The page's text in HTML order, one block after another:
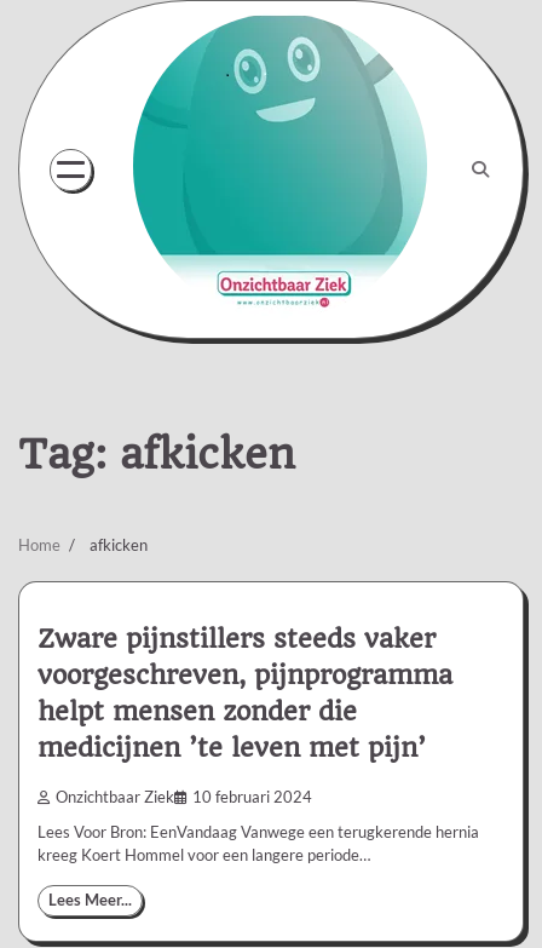
content
Tag: afkicken
Home afkicken
Zware pijnstillers steeds vaker
voorgeschreven, pijnprogramma
helpt mensen zonder die
medicijnen ’te leven met pijn’
Onzichtbaar Ziek 10 februari 2024
Lees Voor Bron: EenVandaag Vanwege een terugkerende hernia
kreeg Koert Hommel voor een langere periode…
Lees Meer...